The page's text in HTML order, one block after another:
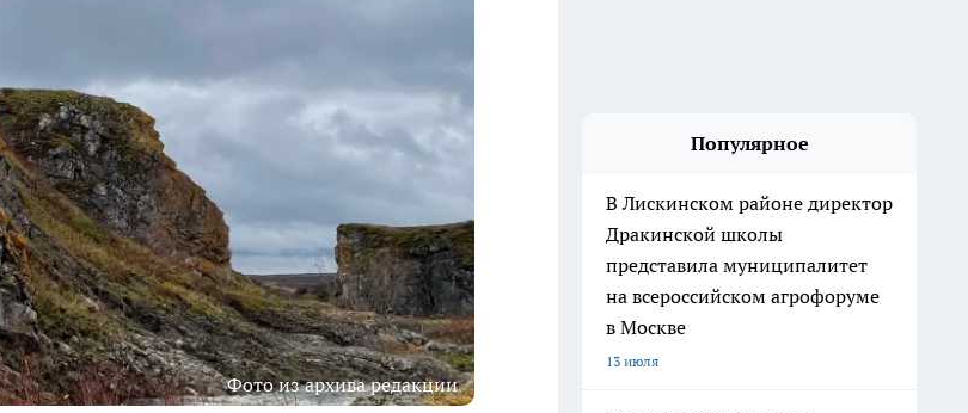
Фото из архива редакции
Популярное
В Лискинском районе директор
Дракинской школы
представила муниципалитет
на всероссийском агрофоруме
в Москве
13 июля